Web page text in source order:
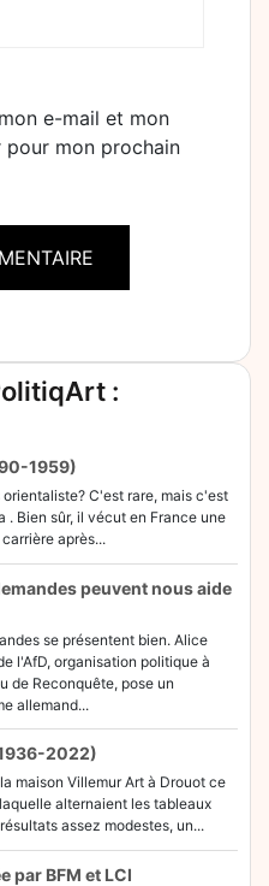
e-mail et mon
pour mon prochain
:
1959)
C'est rare, mais c'est
. Bien sûr, il vécut en France une
après...
peuvent nous aide
se présentent bien. Alice
l'AfD, organisation politique à
de Reconquête, pose un
allemand...
2022)
maison Villemur Art à Drouot ce
alternaient les tableaux
assez modestes, un...
par BFM et LCI